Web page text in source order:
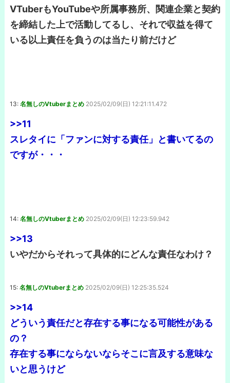
VTuberもYouTubeや所属事務所、関連企業と契約
を締結した上で活動してるし、それで収益を得て
いる以上責任を負うのは当たり前だけど
13: 名無しのVtuberまとめ 2025/02/09(日) 12:21:11.472
>>11
スレタイに「ファンに対する責任」と書いてるの
ですが・・・
14: 名無しのVtuberまとめ 2025/02/09(日) 12:23:59.942
>>13
いやだからそれって具体的にどんな責任なわけ？
15: 名無しのVtuberまとめ 2025/02/09(日) 12:25:35.524
>>14
どういう責任だと存在する事になる可能性がある
の？
存在する事にならないならそこに言及する意味な
いと思うけど